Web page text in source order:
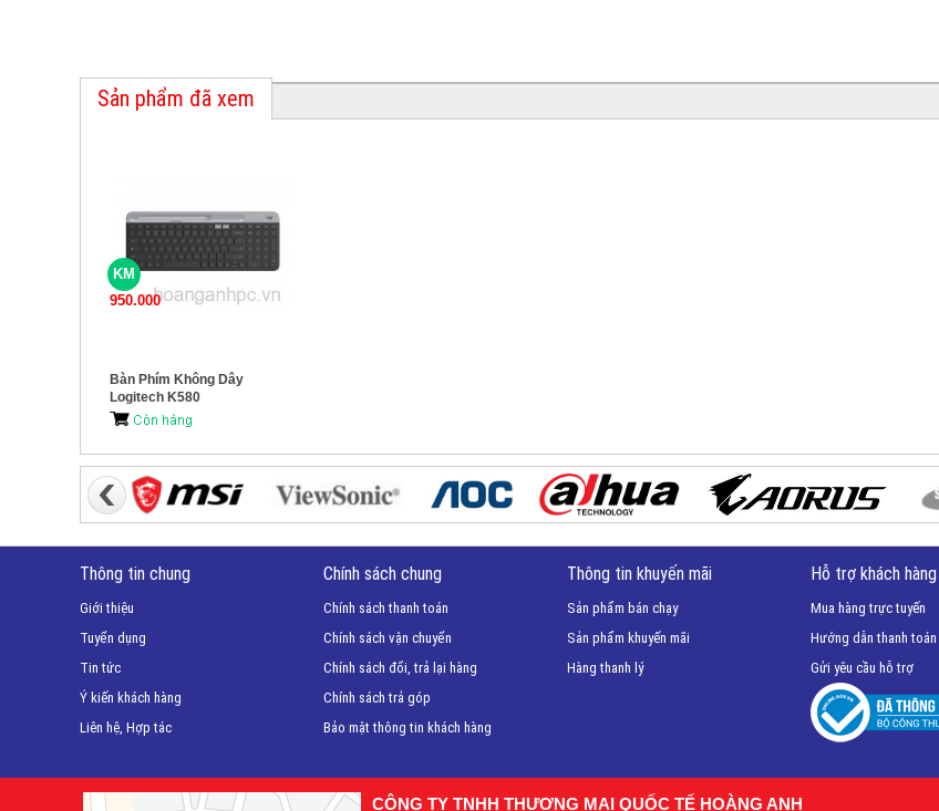
Sản phẩm đã xem
KM
950.000
Bàn Phím Không Dây
Logitech K580
Thông tin chung
Giới thiệu
Tuyển dụng
Tin tức
Ý kiến khách hàng
Liên hệ, Hợp tác
Chính sách chung
Chính sách thanh toán
Chính sách vận chuyển
Chính sách đổi, trả lại hàng
Chính sách trả góp
Bảo mật thông tin khách hàng
Thông tin khuyến mãi
Sản phẩm bán chạy
Sản phẩm khuyến mãi
Hàng thanh lý
Hỗ trợ khách hàng
Mua hàng trực tuyến
Hướng dẫn thanh toán
Gửi yêu cầu hỗ trợ
CÔNG TY TNHH THƯƠNG MẠI QUỐC TẾ HOÀNG ANH